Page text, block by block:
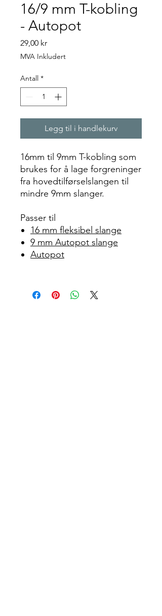
16/9 mm T-kobling
- Autopot
29,00 krPris
MVA Inkludert
Antall *
Legg til i handlekurv
16mm til 9mm T-kobling som
brukes for å lage forgreninger
fra hovedtilførselslangen til
mindre 9mm slanger.
Passer til
16 mm fleksibel slange
9 mm Autopot slange
Autopot